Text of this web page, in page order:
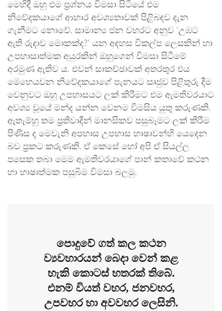
මෙහිදී ඔහු එම ප්‍රශ්නය විමසා සිටියේ එම
නිවේදකයාගේ ආහාර අවශ්‍යතාවක් පිළිබඳව දැන
ගැනීමට නොවේ. සාමාන්‍ය ජන වහරට අනුව ‘උඹට
ඇති රුදාව මොකක්ද?’ යන අදහස විකල්ප ලෙසකින් හා
උපහාසාත්මක අයුරකින් ඔහුගෙන් විමසා සිටීමේ
අරමුණ ඇතිව ය. එවන් සාකච්ඡාවක් අතරතුර එය
මෙහෙයවන නිවේදකයාගේ පැනයට සෘජුව පිළිතුරු දීම
වෙනුවට ඔහු උපහාසයට ලක් කිරීමට එම ඇමතිවරයාට
අවශ්‍ය වූයේ මන්ද යන්න වෙනම විමසිය යුතු කරුණකි.
ඇතැම්හු තම ප්‍රතිවාදීන් මානසිකව පසුබෑමට ලක් කිරීම
පිණිස ද මෙවැනි අපහාස උපහාස භාෂාවන්හි යෙදෙන
බව ප්‍රකට කරුණකි. ඒ කෙසේ හෝ අපි ඒ සියල්ල
පසෙක තබා මෙම ඇමතිවරයාගේ පාන් කතාවේ කථන
හා භාෂාත්මක පසුබිම විමසා බලමු.
පොදුවේ ගත් කල කථන
ව්‍යවහාරයන් බෙදා වෙන් කළ
හැකි කොටස් හතරක් තිබේ.
එනම් වියත් වහර, ජනවහර,
උපවහර හා අවවහර ලෙසිනි.